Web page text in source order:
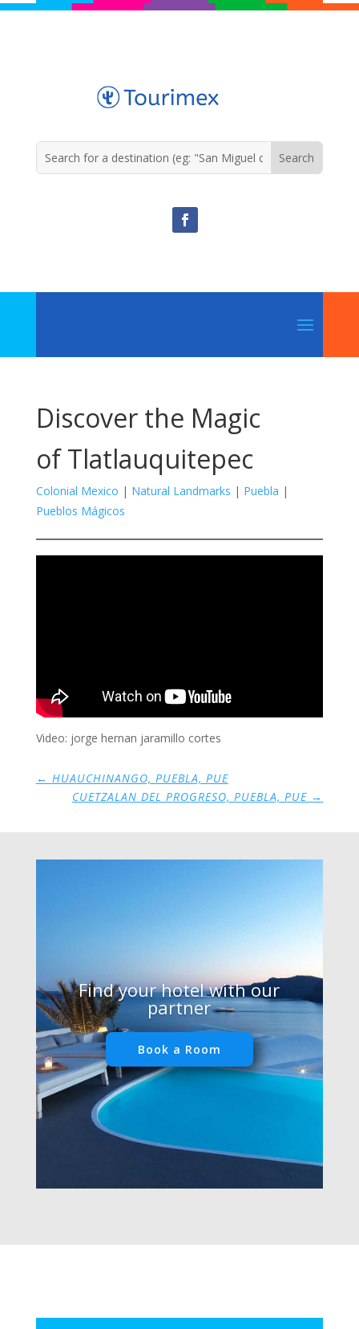
Discover the Magic
ofTlatlauquitepec
Colonial Mexico | Natural Landmarks | Puebla |
Pueblos Mágicos
Video: jorge hernan jaramillo cortes
← HUAUCHINANGO, PUEBLA, PUE
CUETZALAN DEL PROGRESO, PUEBLA, PUE →
Find your hotel with our
partner
Book a Room